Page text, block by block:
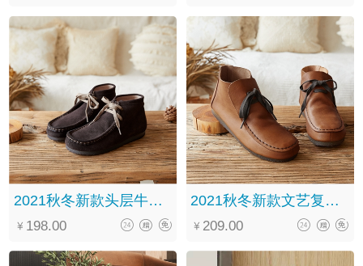
2021秋冬新款头层牛皮森系复古休闲百搭系带中筒马丁靴女
198.00
2021秋冬新款文艺复古手工真皮系带软底百搭褶皱马丁靴女
209.00